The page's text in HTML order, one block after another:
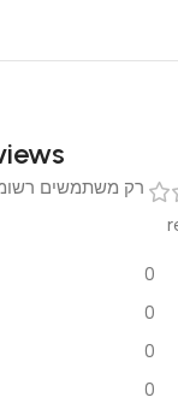
רק משתמשים רשומים